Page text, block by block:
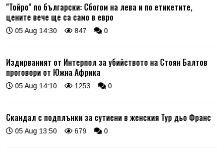
"Тойро" по български: Сбогом на лева и по етикетите,
цените вече ще са само в евро
05 Aug 14:30 847 0
Издирваният от Интерпол за убийството на Стоян Балтов
проговори от Южна Африка
05 Aug 14:10 1253 0
Скандал с подплънки за сутиени в женския Тур дьо Франс
05 Aug 13:50 679 0